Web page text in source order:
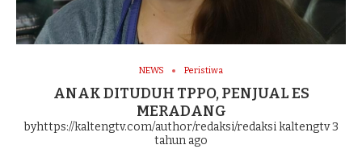
NEWS Peristiwa
ANAK DITUDUH TPPO, PENJUAL ES
MERADANG
byhttps://kaltengtv.com/author/redaksi/redaksi kaltengtv3
tahun ago